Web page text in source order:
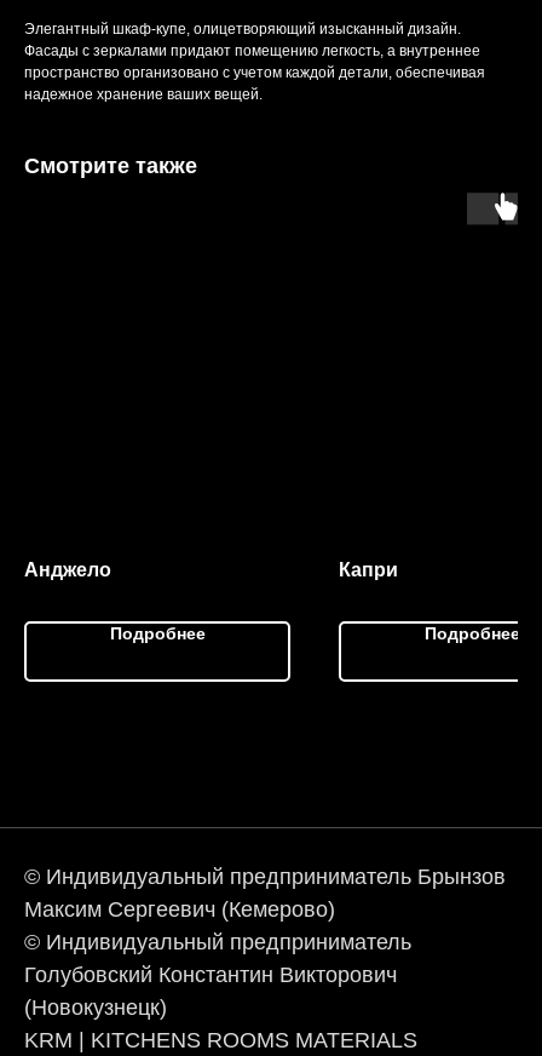
Элегантный шкаф-купе, олицетворяющий изысканный дизайн.
Фасады с зеркалами придают помещению легкость, а внутреннее
пространство организовано с учетом каждой детали, обеспечивая
надежное хранение ваших вещей.
Смотрите также
Анджело
Подробнее
Капри
Подробнее
© Индивидуальный предприниматель Брынзов
Максим Сергеевич (Кемерово)
© Индивидуальный предприниматель
Голубовский Константин Викторович
(Новокузнецк)
KRM | KITCHENS ROOMS MATERIALS